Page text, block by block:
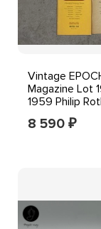
Vintage
Magazine Lot
1959 Philip
Appearance
8 590 ₽